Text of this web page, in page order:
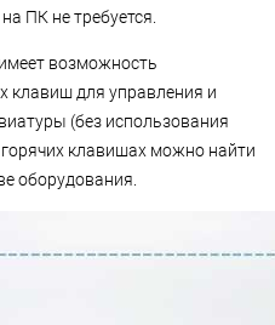
ПК не требуется.
возможность
клавиш для управления и
(без использования
клавишах можно найти
оборудования.